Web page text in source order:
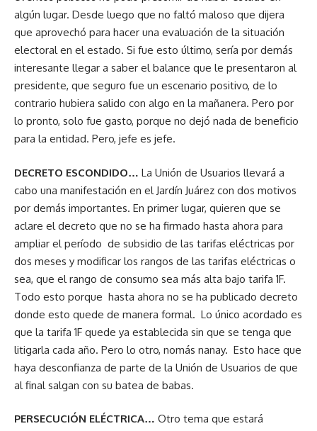
algún lugar. Desde luego que no faltó maloso que dijera
que aprovechó para hacer una evaluación de la situación
electoral en el estado. Si fue esto último, sería por demás
interesante llegar a saber el balance que le presentaron al
presidente, que seguro fue un escenario positivo, de lo
contrario hubiera salido con algo en la mañanera. Pero por
lo pronto, solo fue gasto, porque no dejó nada de beneficio
para la entidad. Pero, jefe es jefe.
DECRETO ESCONDIDO… La Unión de Usuarios llevará a
cabo una manifestación en el Jardín Juárez con dos motivos
por demás importantes. En primer lugar, quieren que se
aclare el decreto que no se ha firmado hasta ahora para
ampliar el período de subsidio de las tarifas eléctricas por
dos meses y modificar los rangos de las tarifas eléctricas o
sea, que el rango de consumo sea más alta bajo tarifa 1F.
Todo esto porque hasta ahora no se ha publicado decreto
donde esto quede de manera formal. Lo único acordado es
que la tarifa 1F quede ya establecida sin que se tenga que
litigarla cada año. Pero lo otro, nomás nanay. Esto hace que
haya desconfianza de parte de la Unión de Usuarios de que
al final salgan con su batea de babas.
PERSECUCIÓN ELÉCTRICA… Otro tema que estará